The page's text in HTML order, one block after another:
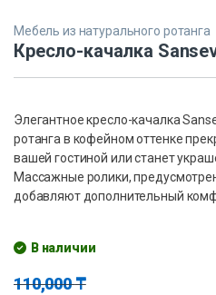
Мебель из натурального ротанга
Кресло-качалка
Элегантное кресло-качалка
ротанга в кофейном оттенке
вашей гостиной или станет
Массажные ролики,
добавляют дополнительный
В наличии
110,000₸